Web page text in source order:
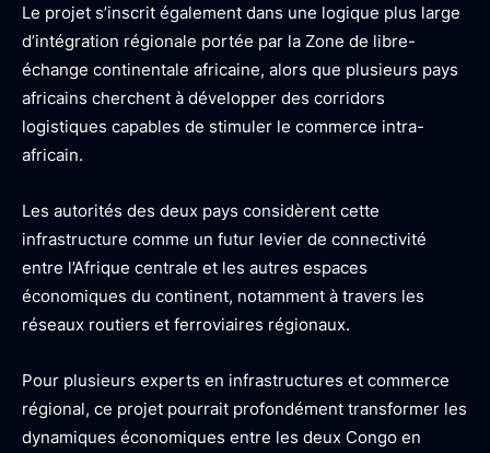
Le projet s’inscrit également dans une logique plus large
d’intégration régionale portée par la Zone de libre-
échange continentale africaine, alors que plusieurs pays
africains cherchent à développer des corridors
logistiques capables de stimuler le commerce intra-
africain.
Les autorités des deux pays considèrent cette
infrastructure comme un futur levier de connectivité
entre l’Afrique centrale et les autres espaces
économiques du continent, notamment à travers les
réseaux routiers et ferroviaires régionaux.
Pour plusieurs experts en infrastructures et commerce
régional, ce projet pourrait profondément transformer les
dynamiques économiques entre les deux Congo en